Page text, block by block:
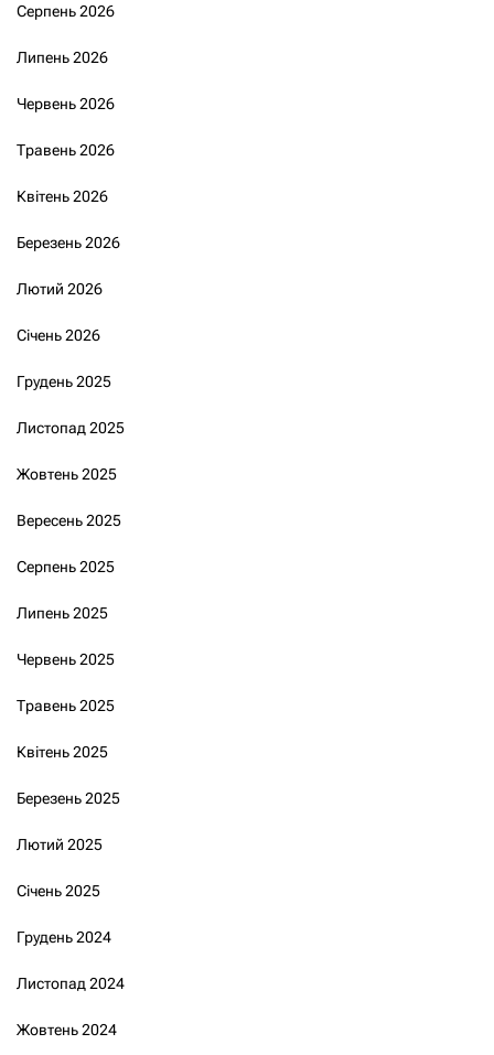
Серпень 2026
Липень 2026
Червень 2026
Травень 2026
Квітень 2026
Березень 2026
Лютий 2026
Січень 2026
Грудень 2025
Листопад 2025
Жовтень 2025
Вересень 2025
Серпень 2025
Липень 2025
Червень 2025
Травень 2025
Квітень 2025
Березень 2025
Лютий 2025
Січень 2025
Грудень 2024
Листопад 2024
Жовтень 2024